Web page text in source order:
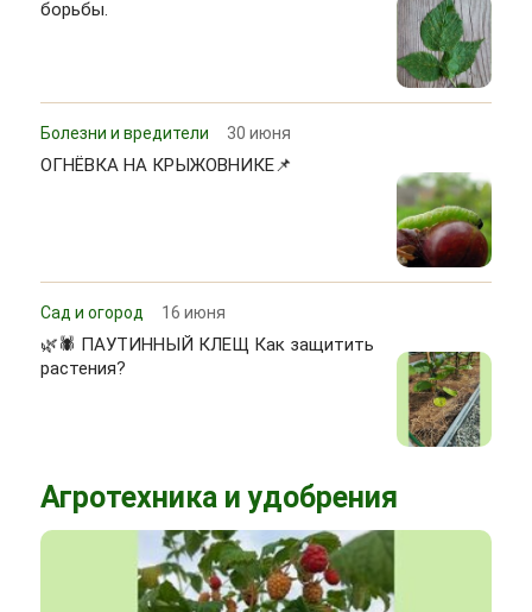
борьбы.
Болезни и вредители 30 июня
ОГНЁВКА НА КРЫЖОВНИКЕ📌
Сад и огород 16 июня
🌿🕷 ПАУТИННЫЙ КЛЕЩ Как защитить
растения?
Агротехника и удобрения